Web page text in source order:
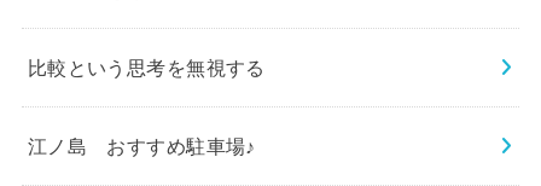
比較という思考を無視する
江ノ島 おすすめ駐車場♪